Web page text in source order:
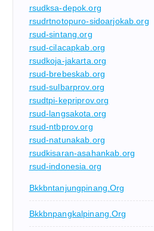
rsudksa-depok.org
rsudrtnotopuro-sidoarjokab.org
rsud-sintang.org
rsud-cilacapkab.org
rsudkoja-jakarta.org
rsud-brebeskab.org
rsud-sulbarprov.org
rsudtpi-kepriprov.org
rsud-langsakota.org
rsud-ntbprov.org
rsud-natunakab.org
rsudkisaran-asahankab.org
rsud-indonesia.org
Bkkbntanjungpinang.org
Bkkbnpangkalpinang.org